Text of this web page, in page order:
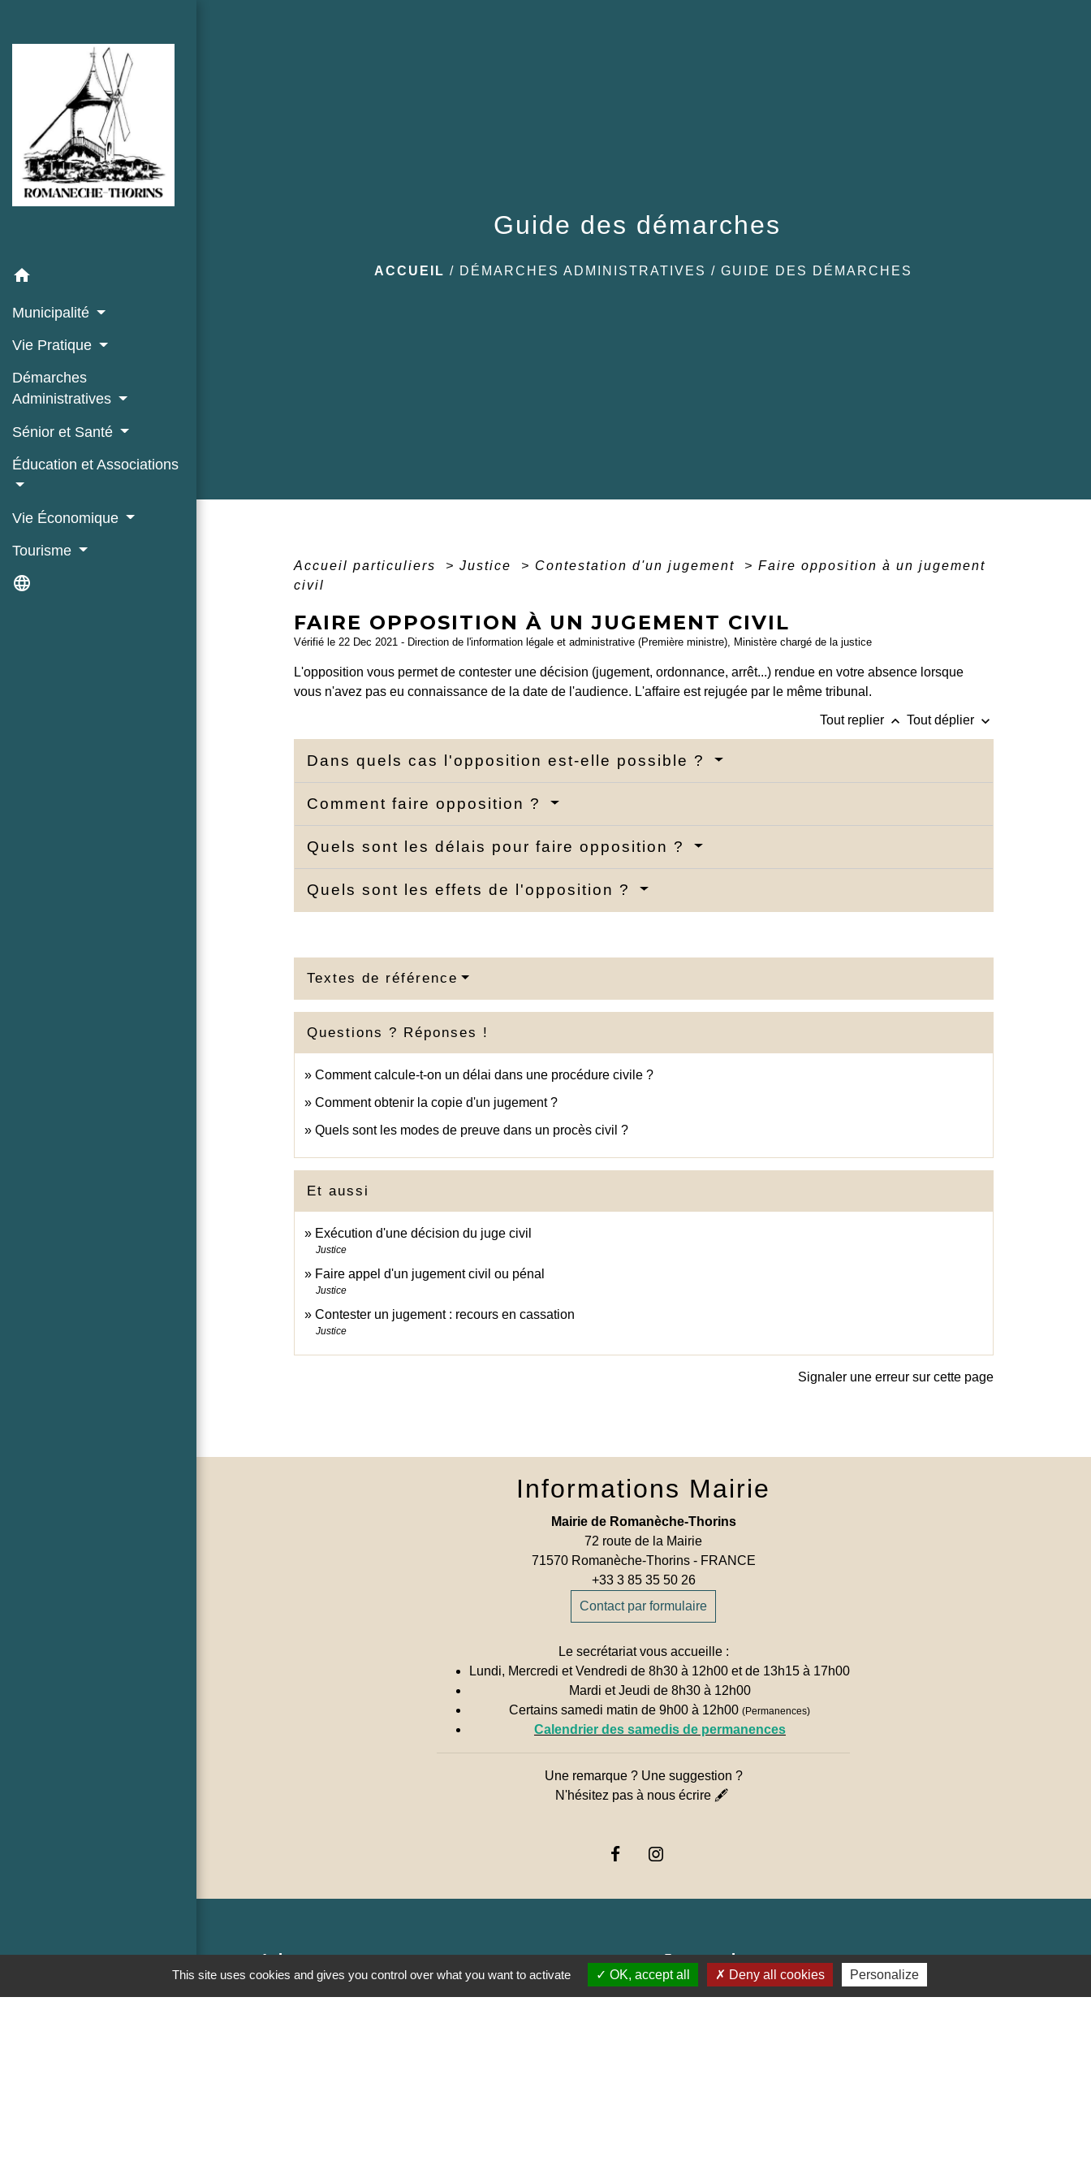
home
Municipalité
Vie Pratique
Démarches
Administratives
Sénior et Santé
Éducation et Associations
Vie Économique
Tourisme
language
Guide des démarches
ACCUEIL / DÉMARCHES ADMINISTRATIVES /GUIDE DES DÉMARCHES
Accueil particuliers > Justice > Contestation d'un jugement > Faire opposition à un jugement
civil
FAIRE OPPOSITION À UN JUGEMENT CIVIL
Vérifié le 22 Dec 2021 - Direction de l'information légale et administrative (Première ministre), Ministère chargé de la justice
L'opposition vous permet de contester une décision (jugement, ordonnance, arrêt...) rendue en votre absence lorsque
vous n'avez pas eu connaissance de la date de l'audience. L'affaire est rejugée par le même tribunal.
Tout replier keyboard_arrow_up Tout déplier keyboard_arrow_down
Dans quels cas l'opposition est-elle possible ?
Comment faire opposition ?
Quels sont les délais pour faire opposition ?
Quels sont les effets de l'opposition ?
Textes de référence
Questions ? Réponses !
Comment calcule-t-on un délai dans une procédure civile ?
Comment obtenir la copie d'un jugement ?
Quels sont les modes de preuve dans un procès civil ?
Et aussi
Exécution d'une décision du juge civil
Justice
Faire appel d'un jugement civil ou pénal
Justice
Contester un jugement : recours en cassation
Justice
Signaler une erreur sur cette page
Informations Mairie
Mairie de Romanèche-Thorins
72 route de la Mairie
71570 Romanèche-Thorins - FRANCE
+33 3 85 35 50 26
Contact par formulaire
Le secrétariat vous accueille :
Lundi, Mercredi et Vendredi de 8h30 à 12h00 et de 13h15 à 17h00
Mardi et Jeudi de 8h30 à 12h00
Certains samedi matin de 9h00 à 12h00(Permanences)
Calendrier des samedis de permanences
Une remarque ? Une suggestion ?
N'hésitez pas à nous écrire 🖋
Liens
PREFECTURE DE SAÔNE ET LOIRE
Jumelages
Munster (Alsace, FRANCE)
This site uses cookies and gives you control over what you want to activate OK, accept all Deny all cookies Personalize